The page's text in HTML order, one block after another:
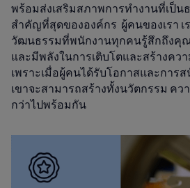
พร้อมส่งเสริมสภาพการทำงานที่เป็น
สำคัญที่สุดขององค์กร ผู้คนของเรา เ
วัฒนธรรมที่พนักงานทุกคนรู้สึกถึงคุ
และมีพลังในการเติบโตและสร้างคว
เพราะเมื่อผู้คนได้รับโอกาสและการ
เขาจะสามารถสร้างทั้งนวัตกรรม คว
กว่าไปพร้อมกัน